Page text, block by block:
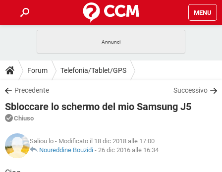
MENU
INTRATTENIMENTO ANDROID
iOS
INSTAGRAM WHATSAPP
TIKTOK
HARDWARE
GUIDE
COVID-19 GAMING
iOS
INSTAGRAM
TIKTOK FACEBOOK
DOWNLOAD
COVID-19 GAMING
INTRATTENIMENTO
iOS WINDOWS 10
INSTAGRAM
FORUM
COVID-19
INTRATTENIMENTO ANDROID
GLOSSARIO
COVID-19
Forum Telefonia/Tablet/GPS
Precedente Successivo
Sbloccare lo schermo del mio Samsung J5
Chiuso
Saliou lo - Modificato il 18 dic 2018 alle 17:00
Noureddine Bouzidi - 26 dic 2016 alle 16:34